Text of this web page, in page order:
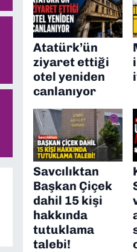
Atatürk’ün
ziyaret ettiği
otel yeniden
canlanıyor
Savcılıktan
Başkan Çiçek
dahil 15 kişi
hakkında
tutuklama
talebi!